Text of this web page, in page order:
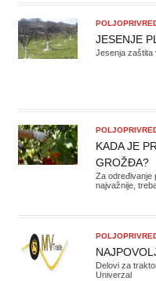
JESENJE
Jesenja zaštita
KADA JE
GROŽĐA?
Za određivanje
najvažnije,
Delovi za
Univerzal